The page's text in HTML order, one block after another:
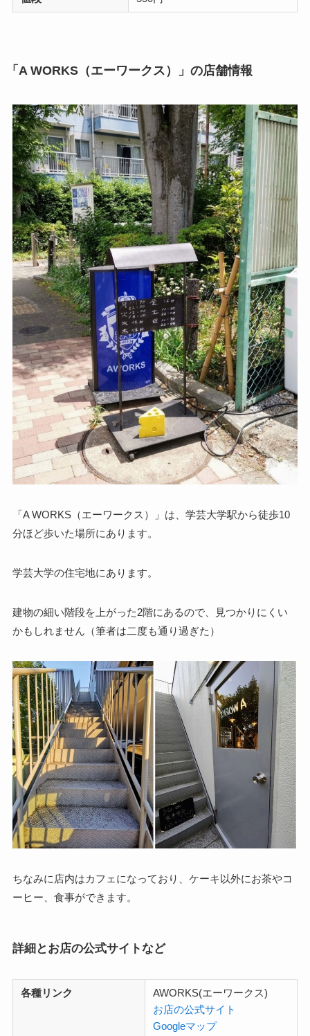
「A WORKS（エーワークス）」の店舗情報
「A WORKS（エーワークス）」は、学芸大学駅から徒歩10
分ほど歩いた場所にあります。
学芸大学の住宅地にあります。
建物の細い階段を上がった2階にあるので、見つかりにくい
かもしれません（筆者は二度も通り過ぎた）
ちなみに店内はカフェになっており、ケーキ以外にお茶やコ
ーヒー、食事ができます。
詳細とお店の公式サイトなど
各種リンク
AWORKS(エーワークス)
お店の公式サイト
Googleマップ